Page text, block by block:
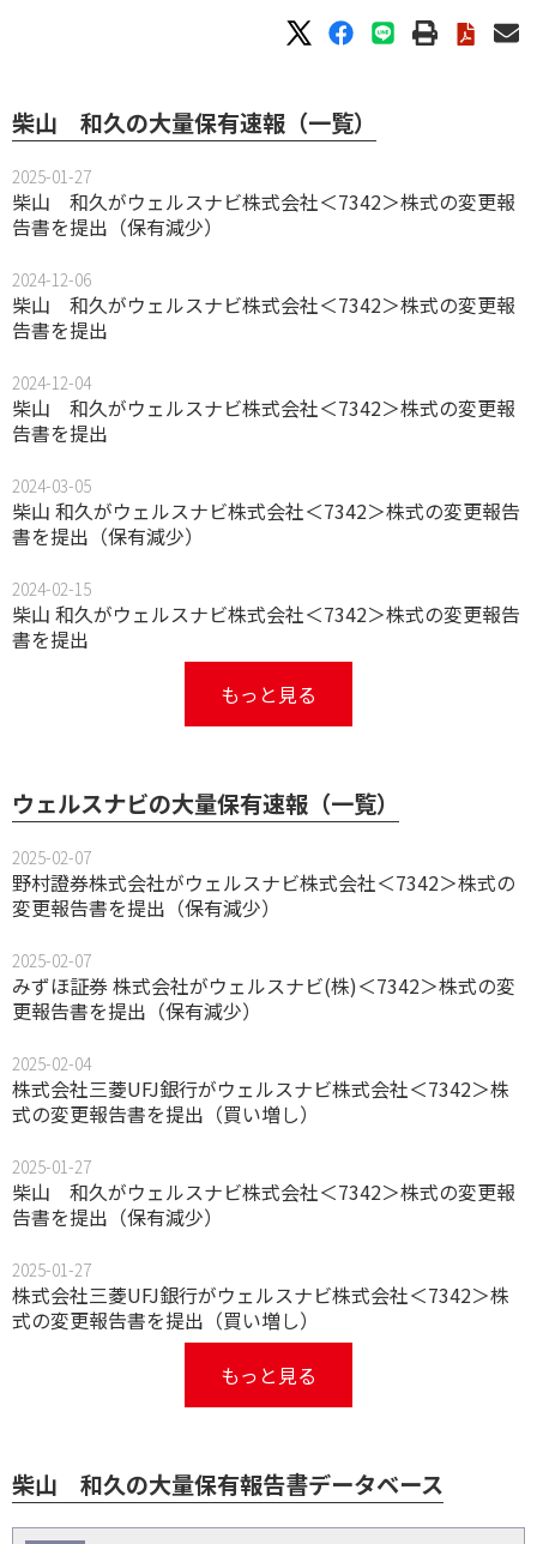
柴山 和久の大量保有速報（一覧）
2025-01-27
柴山 和久がウェルスナビ株式会社＜7342＞株式の変更報
告書を提出（保有減少）
2024-12-06
柴山 和久がウェルスナビ株式会社＜7342＞株式の変更報
告書を提出
2024-12-04
柴山 和久がウェルスナビ株式会社＜7342＞株式の変更報
告書を提出
2024-03-05
柴山 和久がウェルスナビ株式会社＜7342＞株式の変更報告
書を提出（保有減少）
2024-02-15
柴山 和久がウェルスナビ株式会社＜7342＞株式の変更報告
書を提出
もっと見る
ウェルスナビの大量保有速報（一覧）
2025-02-07
野村證券株式会社がウェルスナビ株式会社＜7342＞株式の
変更報告書を提出（保有減少）
2025-02-07
みずほ証券 株式会社がウェルスナビ(株)＜7342＞株式の変
更報告書を提出（保有減少）
2025-02-04
株式会社三菱UFJ銀行がウェルスナビ株式会社＜7342＞株
式の変更報告書を提出（買い増し）
2025-01-27
柴山 和久がウェルスナビ株式会社＜7342＞株式の変更報
告書を提出（保有減少）
2025-01-27
株式会社三菱UFJ銀行がウェルスナビ株式会社＜7342＞株
式の変更報告書を提出（買い増し）
もっと見る
柴山 和久の大量保有報告書データベース